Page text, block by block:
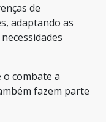
de
adaptando as
o combate a
fazem parte